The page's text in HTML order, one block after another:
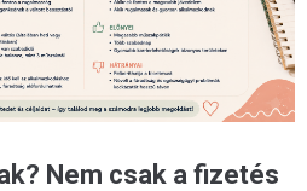
Nem csak a fizetés